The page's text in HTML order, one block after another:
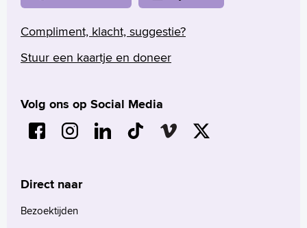
Compliment, klacht, suggestie?
Stuur een kaartje en doneer
Volg ons op Social Media
Direct naar
Bezoektijden